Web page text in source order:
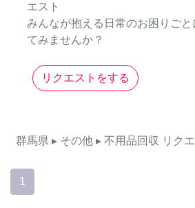
エスト
みんなが抱える日常のお困りご
てみませんか？
リクエストをする
群馬県 ▸ その他 ▸ 不用品回収 リク
1